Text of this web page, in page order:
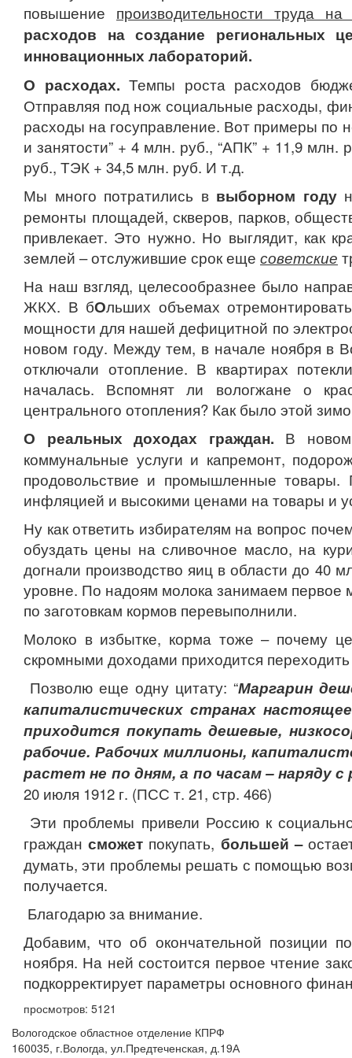
повышение производительности труда
расходов на создание региональных
инновационных лабораторий.
О расходах. Темпы роста расходов
Отправляя под нож социальные расходы,
расходы на госуправление. Вот примеры по
и занятости” + 4 млн. руб., “АПК” + 11,9 млн.
руб., ТЭК + 34,5 млн. руб. И т.д.
Мы много потратились в выборном году
ремонты площадей, скверов, парков,
привлекает. Это нужно. Но выглядит, как
землей – отслужившие срок еще советские
На наш взгляд, целесообразнее было
ЖКХ. В бОльших объемах
мощности для нашей дефицитной по
новом году. Между тем, в начале ноября в
отключали отопление. В квартирах
началась. Вспомнят ли вологжане о
центрального отопления? Как было этой
О реальных доходах граждан. В новом
коммунальные услуги и капремонт,
продовольствие и промышленные
инфляцией и высокими ценами на товары и
Ну как ответить избирателям на вопрос
обуздать цены на сливочное масло, на
догнали производство яиц в области до 40
уровне. По надоям молока занимаем первое
по заготовкам кормов перевыполнили.
Молоко в избытке, корма тоже – почему
скромными доходами приходится
Позволю еще одну цитату: “Маргарин
капиталистических странах
приходится покупать дешевые,
рабочие. Рабочих миллионы,
растет не по дням, а по часам – наряду
20 июля 1912 г. (ПСС т. 21, стр. 466)
Эти проблемы привели Россию к
граждансможет покупать, большей –
думать, эти проблемы решать с помощью
получается.
Благодарю за внимание.
Добавим, что об окончательной позиции
ноября. На ней состоится первое чтение
подкорректирует параметры основного
просмотров: 5121
Вологодское областное отделение КПРФ
160035, г.Вологда, ул.Предтеченская, д.19А